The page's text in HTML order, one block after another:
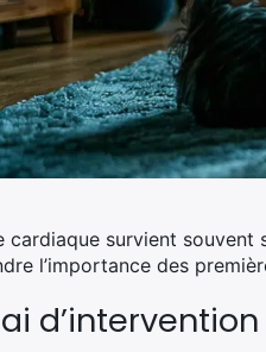
cardiaque survient
l’importance des